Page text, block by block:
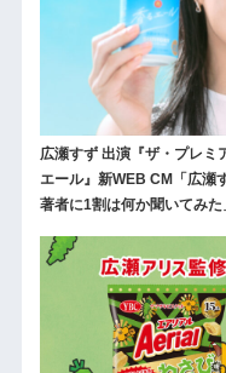
広瀬すず 出演『ザ・プレミ
エール』新WEB CM「広瀬
著者に1割は何か聞いてみ